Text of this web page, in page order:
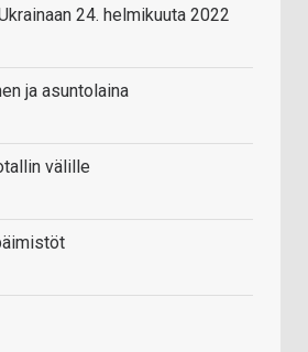
24. helmikuuta 2022
ja asuntolaina
välille